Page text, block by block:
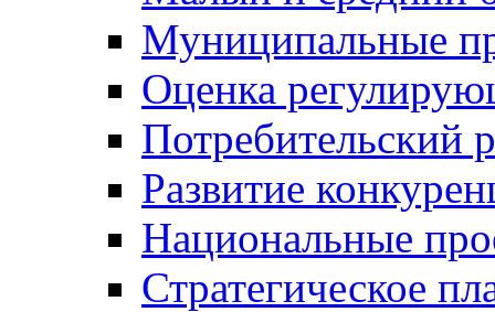
Муниципальные
Оценка
Потребительский
Развитие
Национальные
Стратегическое